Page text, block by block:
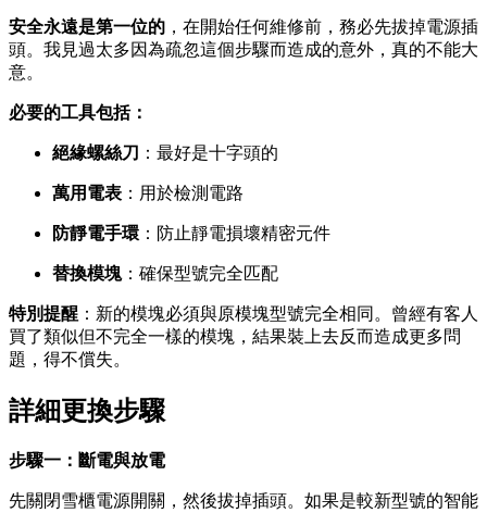
安全永遠是第一位的 ，在開始任何維修前，務必先拔掉電源插
頭。我見過太多因為疏忽這個步驟而造成的意外，真的不能大
意。
必要的工具包括：
絕緣螺絲刀 ：最好是十字頭的
萬用電表 ：用於檢測電路
防靜電手環 ：防止靜電損壞精密元件
替換模塊 ：確保型號完全匹配
特別提醒 ：新的模塊必須與原模塊型號完全相同。曾經有客人
買了類似但不完全一樣的模塊，結果裝上去反而造成更多問
題，得不償失。
詳細更換步驟
步驟一：斷電與放電
先關閉雪櫃電源開關，然後拔掉插頭。如果是較新型號的智能